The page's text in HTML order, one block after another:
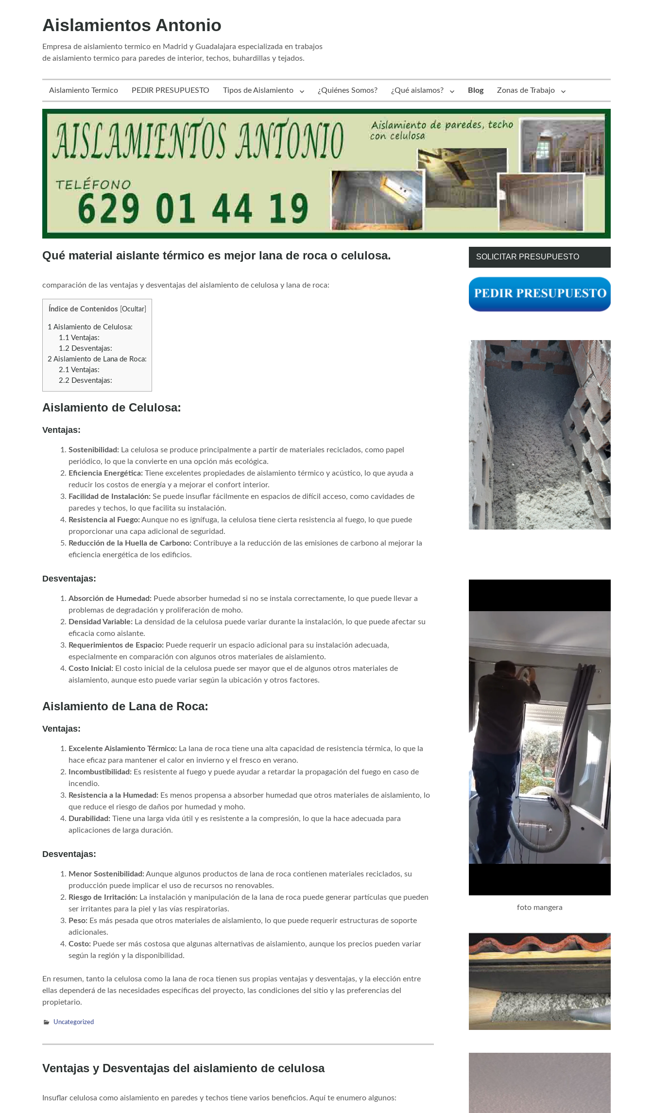
Aislamientos Antonio
Empresa de aislamiento termico en Madrid y Guadalajara especializada en trabajos
de aislamiento termico para paredes de interior, techos, buhardillas y tejados.
Aislamiento Termico PEDIR PRESUPUESTO Tipos de Aislamiento ¿Quiénes Somos? ¿Qué aislamos? Blog Zonas de Trabajo
Blog
Qué material aislante térmico es mejor lana de roca o celulosa.
comparación de las ventajas y desventajas del aislamiento de celulosa y lana de roca:
Índice de Contenidos Ocultar]
1 Aislamiento de Celulosa:
1.1 Ventajas:
1.2 Desventajas:
2 Aislamiento de Lana de Roca:
2.1 Ventajas:
2.2 Desventajas:
Aislamiento de Celulosa:
Ventajas:
Sostenibilidad: La celulosa se produce principalmente a partir de materiales reciclados, como papel
periódico, lo que la convierte en una opción más ecológica.
Eficiencia Energética: Tiene excelentes propiedades de aislamiento térmico y acústico, lo que ayuda a
reducir los costos de energía y a mejorar el confort interior.
Facilidad de Instalación: Se puede insuflar fácilmente en espacios de difícil acceso, como cavidades de
paredes y techos, lo que facilita su instalación.
Resistencia al Fuego: Aunque no es ignífuga, la celulosa tiene cierta resistencia al fuego, lo que puede
proporcionar una capa adicional de seguridad.
Reducción de la Huella de Carbono: Contribuye a la reducción de las emisiones de carbono al mejorar la
eficiencia energética de los edificios.
Desventajas:
Absorción de Humedad: Puede absorber humedad si no se instala correctamente, lo que puede llevar a
problemas de degradación y proliferación de moho.
Densidad Variable: La densidad de la celulosa puede variar durante la instalación, lo que puede afectar su
eficacia como aislante.
Requerimientos de Espacio: Puede requerir un espacio adicional para su instalación adecuada,
especialmente en comparación con algunos otros materiales de aislamiento.
Costo Inicial: El costo inicial de la celulosa puede ser mayor que el de algunos otros materiales de
aislamiento, aunque esto puede variar según la ubicación y otros factores.
Aislamiento de Lana de Roca:
Ventajas:
Excelente Aislamiento Térmico: La lana de roca tiene una alta capacidad de resistencia térmica, lo que la
hace eficaz para mantener el calor en invierno y el fresco en verano.
Incombustibilidad: Es resistente al fuego y puede ayudar a retardar la propagación del fuego en caso de
incendio.
Resistencia a la Humedad: Es menos propensa a absorber humedad que otros materiales de aislamiento, lo
que reduce el riesgo de daños por humedad y moho.
Durabilidad: Tiene una larga vida útil y es resistente a la compresión, lo que la hace adecuada para
aplicaciones de larga duración.
Desventajas:
Menor Sostenibilidad: Aunque algunos productos de lana de roca contienen materiales reciclados, su
producción puede implicar el uso de recursos no renovables.
Riesgo de Irritación: La instalación y manipulación de la lana de roca puede generar partículas que pueden
ser irritantes para la piel y las vías respiratorias.
Peso: Es más pesada que otros materiales de aislamiento, lo que puede requerir estructuras de soporte
adicionales.
Costo: Puede ser más costosa que algunas alternativas de aislamiento, aunque los precios pueden variar
según la región y la disponibilidad.
En resumen, tanto la celulosa como la lana de roca tienen sus propias ventajas y desventajas, y la elección entre
ellas dependerá de las necesidades específicas del proyecto, las condiciones del sitio y las preferencias del
propietario.
Uncategorized
Ventajas y Desventajas del aislamiento de celulosa
Insuflar celulosa como aislamiento en paredes y techos tiene varios beneficios. Aquí te enumero algunos:
SOLICITAR PRESUPUESTO
foto mangera